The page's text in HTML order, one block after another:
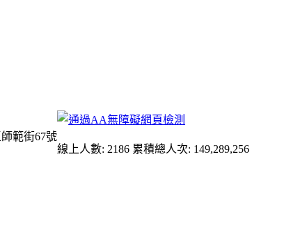
範街67號
線上人數: 2186 累積總人次: 149,289,256